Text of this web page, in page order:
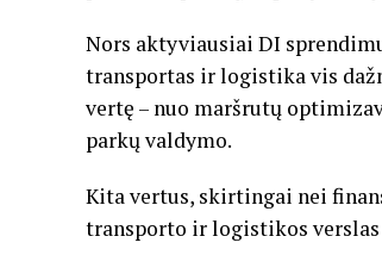
Nors aktyviausiai DI
transportas ir logistika vis
vertę – nuo maršrutų
parkų valdymo.
Kita vertus, skirtingai nei
transporto ir logistikos